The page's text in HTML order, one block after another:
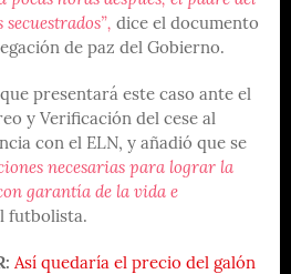
dice el documento
de paz del Gobierno.
presentará este caso ante el
y Verificación del cese al
con el ELN, y añadió que se
necesarias para lograr la
garantía de la vida e
futbolista.
Así quedaría el precio del galón